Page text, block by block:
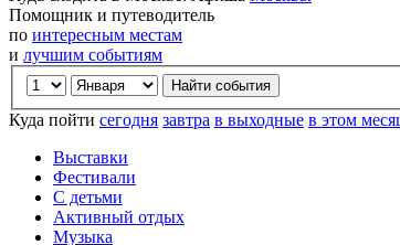
Помощник и путеводитель
по интересным местам
и лучшим событиям
Куда пойти сегодня завтра в выходные в этом
Выставки
Фестивали
С детьми
Активный отдых
Музыка